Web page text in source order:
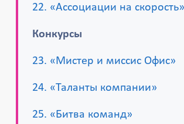
22. «Ассоциации на скорость»
Конкурсы
23. «Мистер и миссис Офис»
24. «Таланты компании»
25. «Битва команд»